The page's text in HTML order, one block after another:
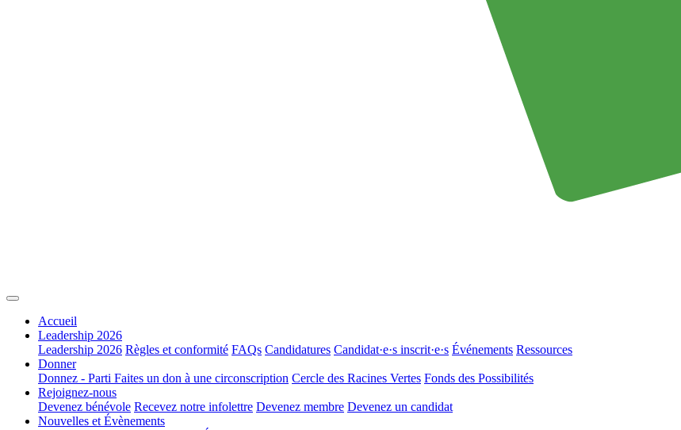
Accueil
Leadership 2026
Leadership 2026 Règles et conformité FAQs Candidatures Candidat·e·s inscrit·e·s Événements Ressources
Donner
Donnez - Parti Faites un don à une circonscription Cercle des Racines Vertes Fonds des Possibilités
Rejoignez-nous
Devenez bénévole Recevez notre infolettre Devenez membre Devenez un candidat
Nouvelles et Évènements